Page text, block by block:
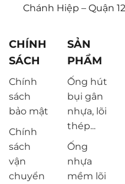
Chánh Hiệp – Quận
CHÍNH
SÁCH
Chính
sách
bảo mật
Chính
sách
vận
chuyển
SẢN
PHẨM
Ống hút
bụi gân
nhựa, lõi
thép...
Ống
nhựa
mềm lõi